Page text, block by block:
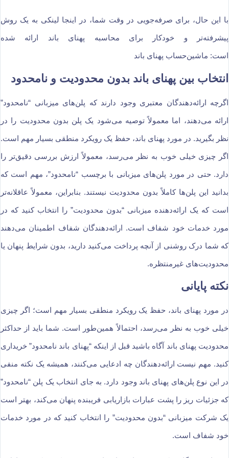
با این حال، برای صرفه‌جویی در وقت شما، در اینجا لینکی به یک روش
پیشرفته‌تر و خودکار برای محاسبه پهنای باند ارائه شده
است: ماشین‌حساب پهنای باند
انتخاب بین پهنای باند بدون محدودیت و نامحدود
اگرچه ارائه‌دهندگان معتبری وجود دارند که پلن‌های میزبانی “نامحدود”
ارائه می‌دهند، اما معمولاً توصیه می‌شود یک پلن بدون محدودیت را در
نظر بگیرید. در مورد پهنای باند، حفظ یک رویکرد منطقی بسیار مهم است.
اگر چیزی خیلی خوب به نظر می‌رسد، معمولاً ارزش بررسی دقیق‌تر را
دارد. حتی در مورد پلن‌های میزبانی با برچسب “نامحدود”، مهم است که
بدانید این پلن‌ها کاملاً بدون محدودیت نیستند. بنابراین، معمولاً عاقلانه‌تر
است که یک ارائه‌دهنده میزبانی “بدون محدودیت” را انتخاب کنید که در
مورد خدمات خود شفاف است. ارائه‌دهندگان شفاف اطمینان می‌دهند
که شما درک روشنی از آنچه پرداخت می‌کنید دارید، بدون شرایط پنهان یا
محدودیت‌های غیرمنتظره.
نکته پایانی
در مورد پهنای باند، حفظ یک رویکرد منطقی بسیار مهم است؛ اگر چیزی
خیلی خوب به نظر می‌رسد، احتمالاً همین‌طور است. شما باید از حداکثر
محدودیت پهنای باند آگاه باشید قبل از اینکه “پهنای باند نامحدود” خریداری
کنید. مهم نیست ارائه‌دهندگان چه ادعایی می‌کنند، همیشه یک نکته منفی
در این نوع پلن‌های پهنای باند وجود دارد. به جای انتخاب یک پلن “نامحدود”
که جزئیات ریز را پشت عبارات بازاریابی فریبنده پنهان می‌کند، بهتر است
یک شرکت میزبانی “بدون محدودیت” را انتخاب کنید که در مورد خدمات
خود شفاف است.